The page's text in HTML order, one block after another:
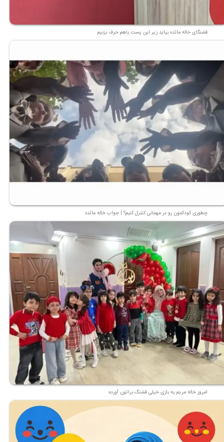
قشنگای خاله مائده بیاید زیر این پست باهم حرف بزنیم
چطوری کودکمون رو در مهمانی کنترل کنیم؟ | جواب خاله مائده
امروز خاله مریم یه بازی خیلی قشنگ براتون آورده